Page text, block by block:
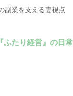
副業を支える妻視点
ふたり経営』の日常